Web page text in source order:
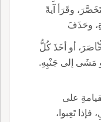
وقَرَأ آيةً
وحَذَفَ
أو أخَذَ كُلُّ
مَشَى إلى جَنْبِهِ.
على
فإذا تَعِبوا،